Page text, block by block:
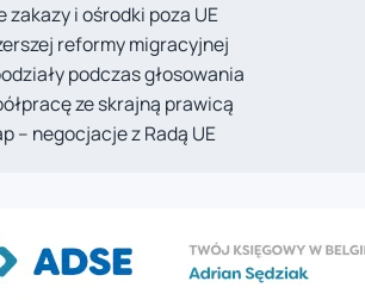
zakazy i ośrodki poza UE
reformy migracyjnej
podczas głosowania
ze skrajną prawicą
– negocjacje z Radą UE